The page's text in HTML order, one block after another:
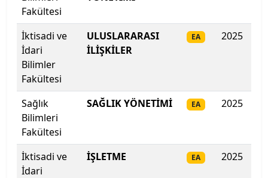
İstanbul Rumeli Üniversitesi
İstanbul Sabahattin Zaim Üniversitesi
İstanbul Sağlık ve Sosyal Bilimler Meslek Y.O.
İstanbul Sağlık ve Sosyal Bilimler Meslek Y.O.
İstanbul Sağlık ve Teknoloji Üniversitesi
İstanbul Şişli Meslek Y.O.
Fakültesi
İktisadi ve
İdari
Bilimler
Fakültesi
ULUSLARARASI
İLİŞKİLER
EA 2025
Sağlık
Bilimleri
Fakültesi
SAĞLIK YÖNETİMİ EA 2025
İktisadi ve
İdari
İŞLETME EA 2025